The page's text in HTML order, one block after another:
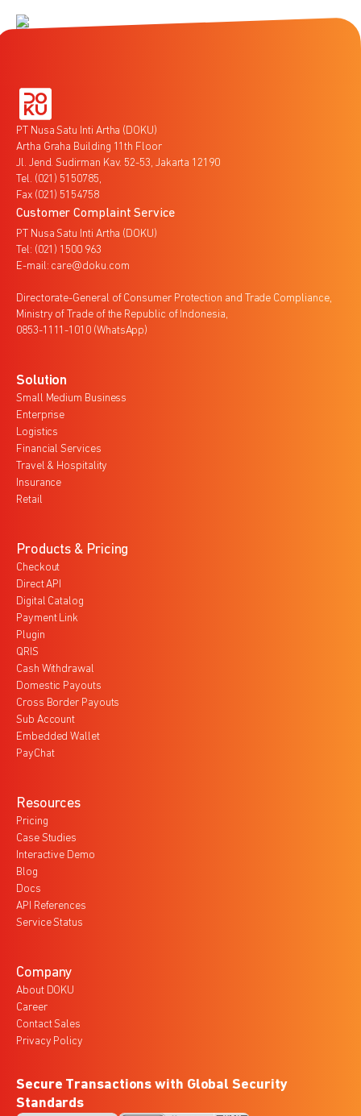
PT Nusa Satu Inti Artha (DOKU)
Artha Graha Building 11th Floor
Jl. Jend. Sudirman Kav. 52-53, Jakarta 12190
Tel. (021) 5150785,
Fax (021) 5154758
Customer Complaint Service
PT Nusa Satu Inti Artha (DOKU)
Tel: (021) 1500 963
E-mail: care@doku.com
Directorate-General of Consumer Protection and Trade Compliance,
Ministry of Trade of the Republic of Indonesia,
0853-1111-1010 (WhatsApp)
Solution
Small Medium Business
Enterprise
Logistics
Financial Services
Travel & Hospitality
Insurance
Retail
Products & Pricing
Checkout
Direct API
Digital Catalog
Payment Link
Plugin
QRIS
Cash Withdrawal
Domestic Payouts
Cross Border Payouts
Sub Account
Embedded Wallet
PayChat
Resources
Pricing
Case Studies
Interactive Demo
Blog
Docs
API References
Service Status
Company
About DOKU
Career
Contact Sales
Privacy Policy
Secure Transactions with Global Security
Standards